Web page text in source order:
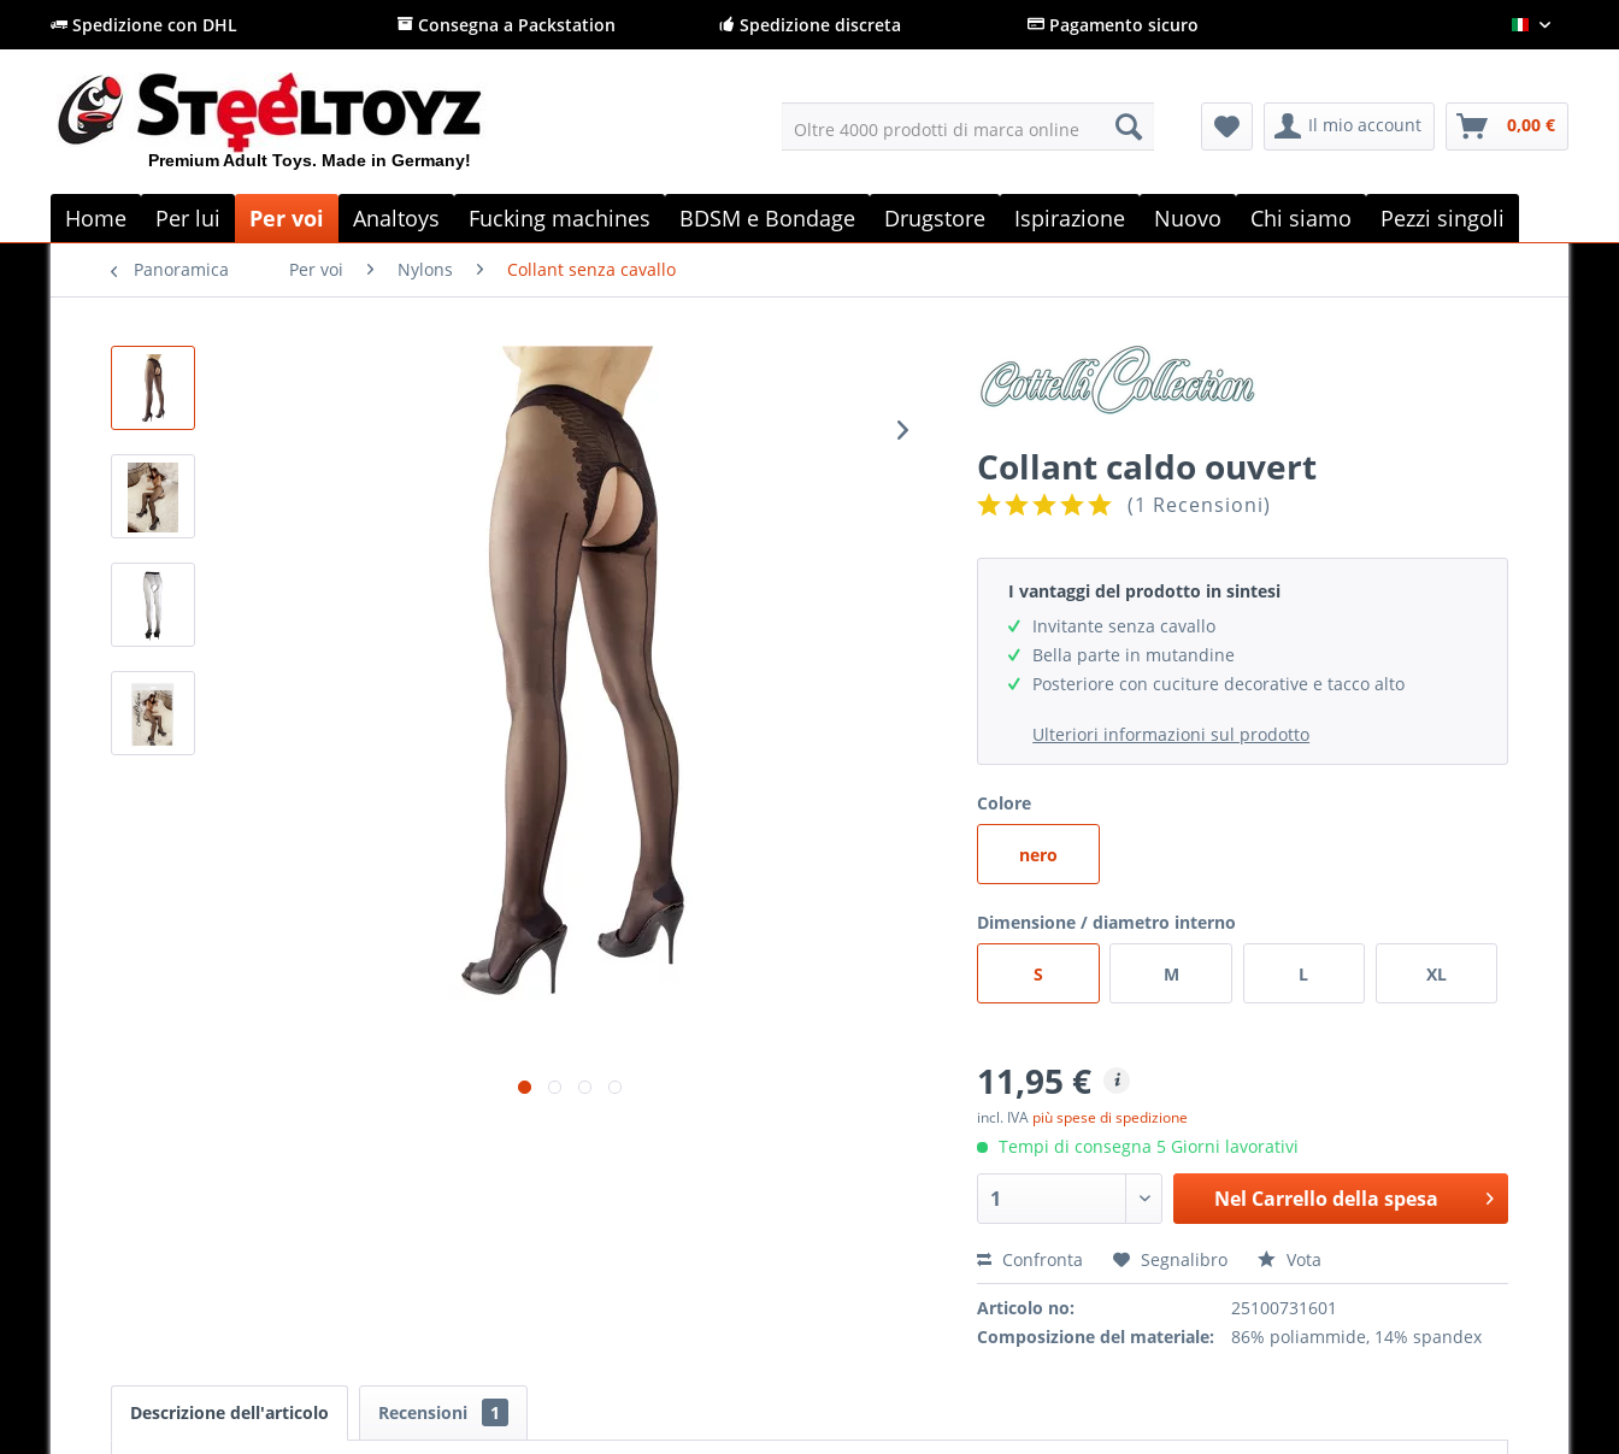
Spedizione con DHL Consegna a Packstation Spedizione discreta Pagamento sicuro Italian
Premium Adult Toys. Made in Germany!
Oltre 4000 prodotti di marca online Il mio account 0,00 €
Home Per lui Per voi Analtoys Fucking machines BDSM e Bondage Drugstore Ispirazione Nuovo Chi siamo Pezzi singoli
Panoramica Per voi Nylons Collant senza cavallo
Collant caldo ouvert
(1 Recensioni)
I vantaggi del prodotto in sintesi
Invitante senza cavallo
Bella parte in mutandine
Posteriore con cuciture decorative e tacco alto
Ulteriori informazioni sul prodotto
Colore
nero
Dimensione / diametro interno
S M L XL
11,95 €
incl. IVA più spese di spedizione
Tempi di consegna 5 Giorni lavorativi
Nel Carrello della spesa
Confronta Segnalibro Vota
Articolo no:
25100731601
Composizione del materiale:
86% poliammide, 14% spandex
Descrizione dell'articolo Recensioni 1